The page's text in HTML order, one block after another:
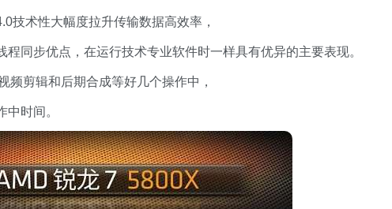
技术性大幅度拉升传输数据高效率，
同步优点，在运行技术专业软件时一样具有优异的主要表现。
频剪辑和后期合成等好几个操作中，
时间。